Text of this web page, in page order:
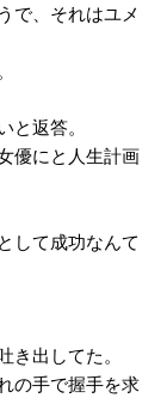
で、それはユメ
と返答。
優にと人生計画
して成功なんて
き出してた。
の手で握手を求